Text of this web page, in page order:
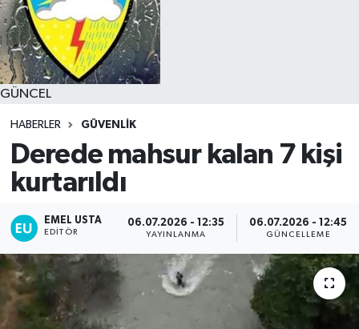
GÜNCEL
HABERLER GÜVENLIK
Derede mahsur kalan 7 kişi
kurtarıldı
EMEL USTA
EDITÖR
06.07.2026 - 12:35
YAYINLANMA
06.07.2026 - 12:45
GÜNCELLEME